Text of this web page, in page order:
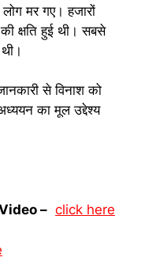
मर गए। हजारों
क्षति हुई थी। सबसे
से विनाश को
का मूल उद्देश्य
– click here